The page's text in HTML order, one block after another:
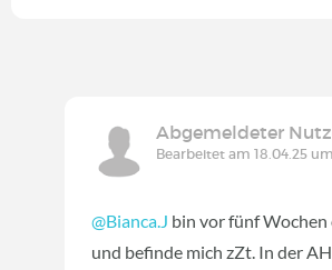
Abgemeldeter
Bearbeitet am 18.04.25
@Bianca.J bin vor fünf
und befinde mich zZt. In der